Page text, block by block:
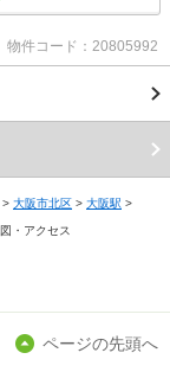
物件コード：20805992
> 大阪市北区 > 大阪駅 >
・アクセス
ページの先頭へ